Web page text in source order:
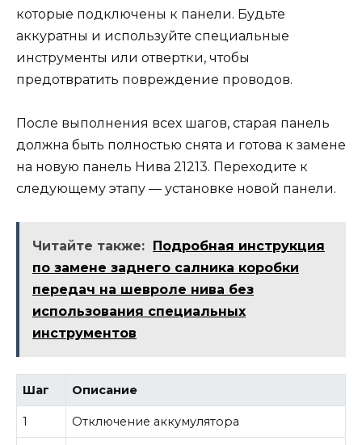
которые подключены к панели. Будьте
аккуратны и используйте специальные
инструменты или отвертки, чтобы
предотвратить повреждение проводов.
После выполнения всех шагов, старая панель
должна быть полностью снята и готова к замене
на новую панель Нива 21213. Переходите к
следующему этапу — установке новой панели.
Читайте также: Подробная инструкция
по замене заднего салника коробки
передач на шевроле нива без
использования специальных
инструментов
Шаг Описание
1 Отключение аккумулятора